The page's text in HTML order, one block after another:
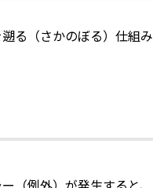
る（さかのぼる）仕組み